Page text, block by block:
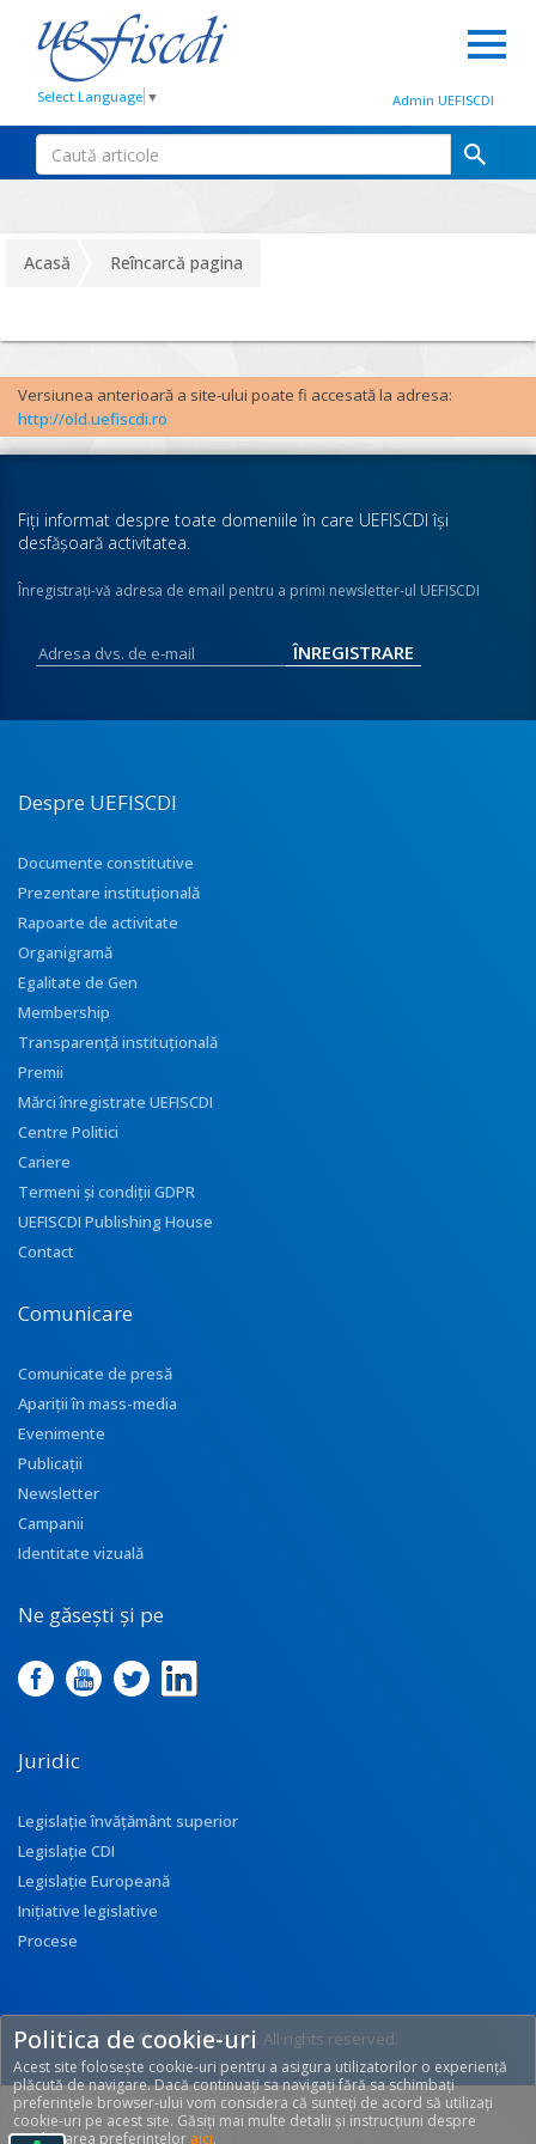
Select Language ▼ Admin UEFISCDI
Acasă Reîncarcă pagina
Versiunea anterioară a site-ului poate fi accesată la adresa:
http://old.uefiscdi.ro
Fiţi informat despre toate domeniile în care UEFISCDI îşi
desfăşoară activitatea.
Înregistraţi-vă adresa de email pentru a primi newsletter-ul UEFISCDI
Despre UEFISCDI
Documente constitutive
Prezentare instituţională
Rapoarte de activitate
Organigramă
Egalitate de Gen
Membership
Transparenţă instituţională
Premii
Mărci înregistrate UEFISCDI
Centre Politici
Cariere
Termeni și condiții GDPR
UEFISCDI Publishing House
Contact
Comunicare
Comunicate de presă
Apariţii în mass-media
Evenimente
Publicații
Newsletter
Campanii
Identitate vizuală
Ne găsești și pe
Juridic
Legislație învățământ superior
Legislație CDI
Legislație Europeană
Inițiative legislative
Procese
© 2017 UEFISCDI. All rights reserved.
[T: 0.2746, O: 92]
Politica de cookie-uri
Acest site folosește cookie-uri pentru a asigura utilizatorilor o experiență
plăcută de navigare. Dacă continuați sa navigați fără sa schimbați
preferințele browser-ului vom considera că sunteți de acord să utilizați
cookie-uri pe acest site. Găsiți mai multe detalii și instrucțiuni despre
modificarea preferințelor aici.